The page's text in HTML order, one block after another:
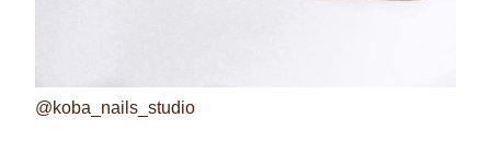
@koba_nails_studio